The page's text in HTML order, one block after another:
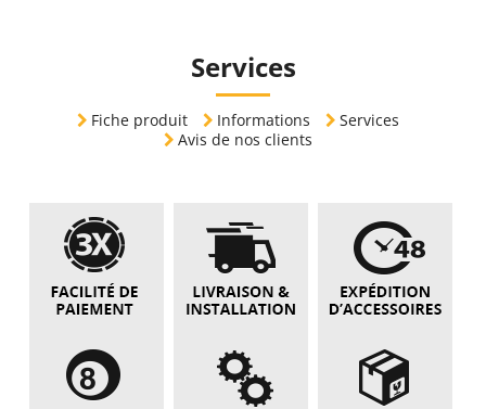
Services
Fiche produit Informations
Services
Avis de nos clients